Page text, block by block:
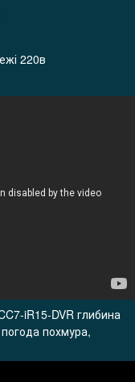
220в
iR15-DVR глибина
похмура,